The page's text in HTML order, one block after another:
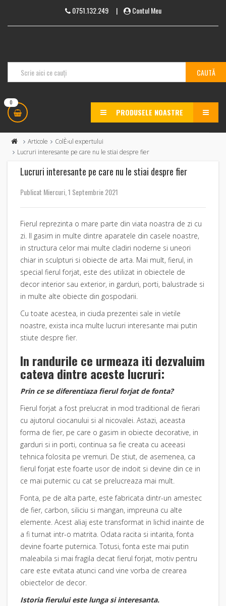
0751.132.249| Contul Meu
0
PRODUSELE NOASTRE MENU
Articole
ColÈ›ul expertului
Lucruri interesante pe care nu le stiai despre fier
Lucruri interesante pe care nu le stiai despre fier
Publicat Miercuri, 1 Septembrie 2021
Fierul reprezinta o mare parte din viata noastra de zi cu
zi. Il gasim in multe dintre aparatele din casele noastre,
in structura celor mai multe cladiri noderne si uneori
chiar in sculpturi si obiecte de arta. Mai mult, fierul, in
special fierul forjat, este des utilizat in obiectele de
decor interior sau exterior, in garduri, porti, balustrade si
in multe alte obiecte din gospodarii.
Cu toate acestea, in ciuda prezentei sale in vietile
noastre, exista inca multe lucruri interesante mai putin
stiute despre fier.
In randurile ce urmeaza iti dezvaluim
cateva dintre aceste lucruri:
Prin ce se diferentiaza fierul forjat de fonta?
Fierul forjat a fost prelucrat in mod traditional de fierari
cu ajutorul ciocanului si al nicovalei. Astazi, aceasta
forma de fier, pe care o gasim in obiecte decorative, in
garduri si in porti, continua sa fie creata cu aceeasi
tehnica folosita pe vremuri. De stiut, de asemenea, ca
fierul forjat este foarte usor de indoit si devine din ce in
ce mai puternic cu cat se prelucreaza mai mult.
Fonta, pe de alta parte, este fabricata dintr-un amestec
de fier, carbon, siliciu si mangan, impreuna cu alte
elemente. Acest aliaj este transformat in lichid inainte de
a fi turnat intr-o matrita. Odata racita si intarita, fonta
devine foarte puternica. Totusi, fonta este mai putin
maleabila si mai fragila decat fierul forjat, motiv pentru
care este evitata atunci cand vine vorba de crearea
obiectelor de decor.
Istoria fierului este lunga si interesanta.